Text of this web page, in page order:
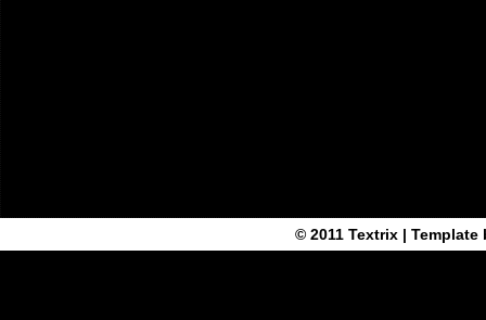
© 2011 Textrix| Template